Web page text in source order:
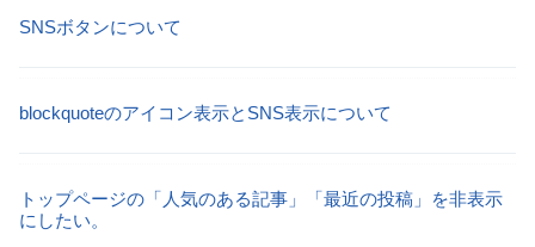
SNSボタンについて
blockquoteのアイコン表示とSNS表示について
トップページの「人気のある記事」「最近の投稿」を非表示
にしたい。